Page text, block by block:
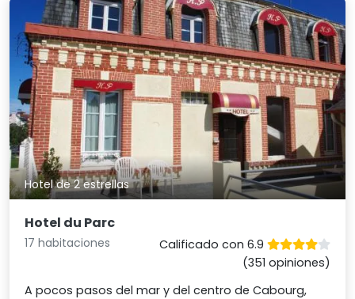
Hotel de 2 estrellas
Hotel du Parc
17 habitaciones
Calificado con 6.9
(351 opiniones)
A pocos pasos del mar y del centro de Cabourg,